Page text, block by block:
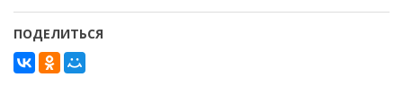
ПОДЕЛИТЬСЯ